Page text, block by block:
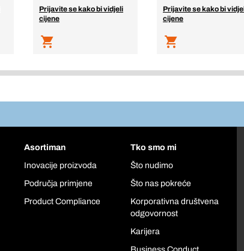
Prijavite se kako bi vidjeli
cijene
Prijavite se kako bi
cijene
Asortiman
Inovacije proizvoda
Područja primjene
Product Compliance
Tko smo mi
Što nudimo
Što nas pokreće
Korporativna društvena
odgovornost
Karijera